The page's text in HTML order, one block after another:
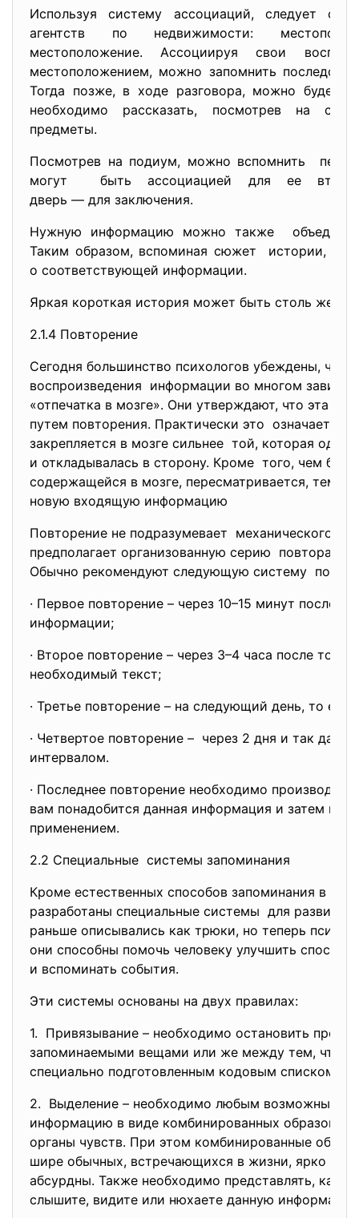
Используя систему ассоциаций, следует
агентств по недвижимости:
местоположение. Ассоциируя свои
местоположением, можно запомнить
Тогда позже, в ходе разговора, можно будет
необходимо рассказать, посмотрев на
предметы.
Посмотрев на подиум, можно вспомнить
могут быть ассоциацией для ее
дверь — для заключения.
Нужную информацию можно также
Таким образом, вспоминая сюжет истории,
о соответствующей информации.
Яркая короткая история может быть столь же
2.1.4 Повторение
Сегодня большинство психологов убеждены, что
воспроизведения информации во многом
«отпечатка в мозге». Они утверждают, что эта
путем повторения. Практически это означает,
закрепляется в мозге сильнее той, которая один
и откладывалась в сторону. Кроме того, чем
содержащейся в мозге, пересматривается, тем
новую входящую информацию
Повторение не подразумевает механического
предполагает организованную серию повтора
Обычно рекомендуют следующую систему
· Первое повторение – через 10–15 минут после
информации;
· Второе повторение – через 3–4 часа после
необходимый текст;
· Третье повторение – на следующий день, то
· Четвертое повторение – через 2 дня и так
интервалом.
· Последнее повторение необходимо
вам понадобится данная информация и затем
применением.
2.2 Специальные системы запоминания
Кроме естественных способов запоминания в
разработаны специальные системы для
раньше описывались как трюки, но теперь
они способны помочь человеку улучшить
и вспоминать события.
Эти системы основаны на двух правилах:
1. Привязывание – необходимо остановить
запоминаемыми вещами или же между тем, что
специально подготовленным кодовым списком.
2. Выделение – необходимо любым возможным
информацию в виде комбинированных образов,
органы чувств. При этом комбинированные
шире обычных, встречающихся в жизни, ярко
абсурдны. Также необходимо представлять, как
слышите, видите или нюхаете данную